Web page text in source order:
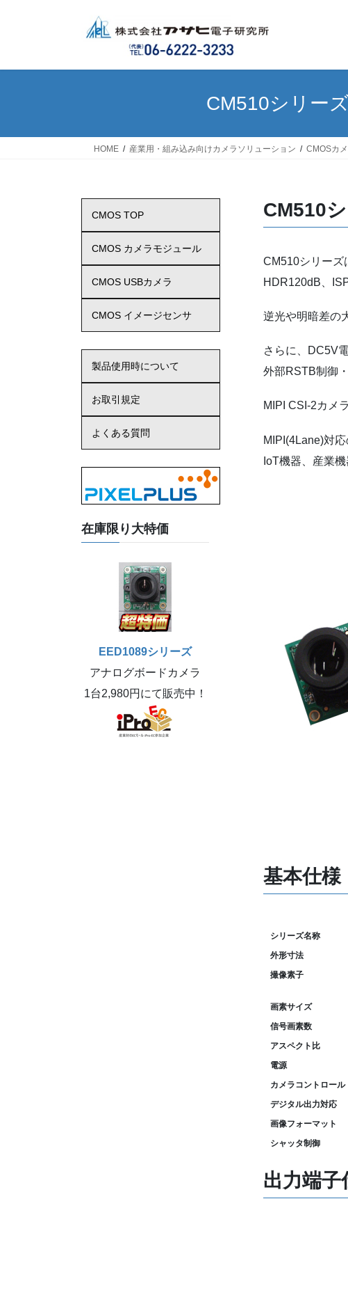
ッ
移
CM510シリー
HOME 産業用・組み込み向けカメラソリューション CMOSカ
CM510
CM510シリーズ
HDR120dB、
逆光や明暗差の
さらに、DC5V
外部RSTB制御
MIPI CSI-2カメ
MIPI(4Lane)対
IoT機器、産業
基本仕様
シリーズ名称
外形寸法
撮像素子
画素サイズ
信号画素数
アスペクト比
電源
カメラコントロール
デジタル出力対応
画像フォーマット
シャッタ制御
出力端子
CMOS TOP
CMOS カメラモジュール
CMOS USBカメラ
CMOS イメージセンサ
製品使用時について
お取引規定
よくある質問
在庫限り大特価
EED1089シリーズ
アナログボードカメラ
1台2,980円にて販売中！